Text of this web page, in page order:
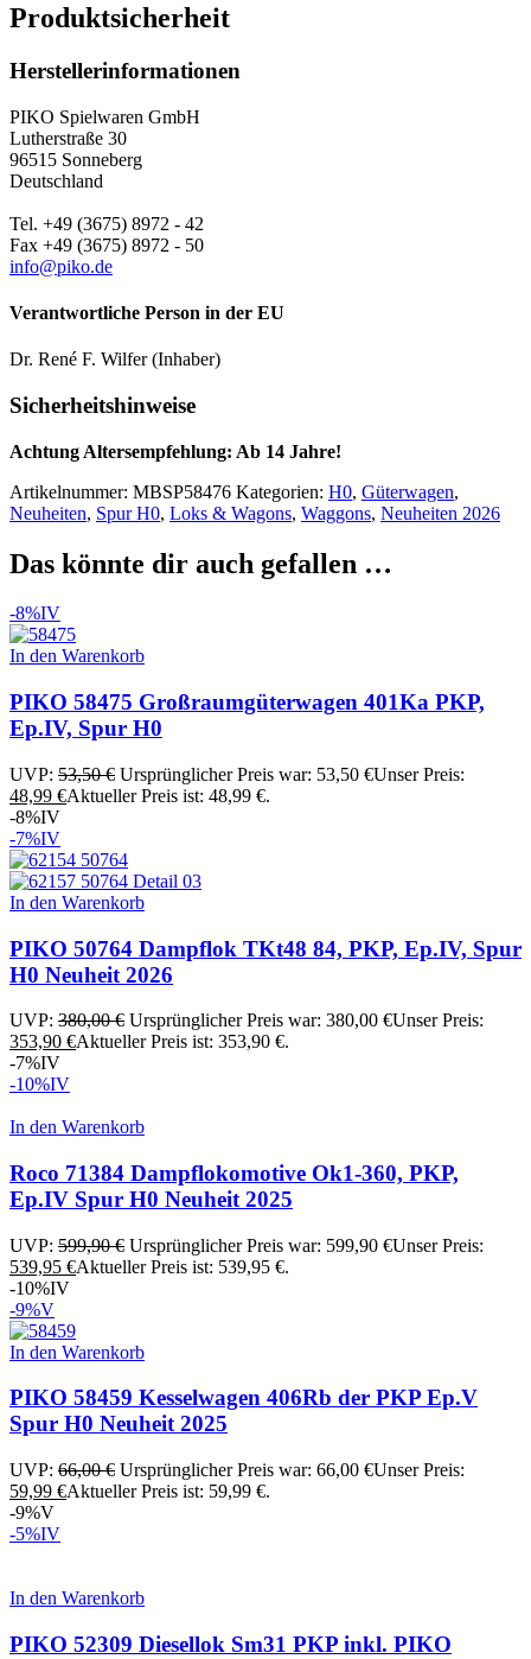
Produktsicherheit
Herstellerinformationen
PIKO Spielwaren GmbH
Lutherstraße 30
96515 Sonneberg
Deutschland
Tel. +49 (3675) 8972 - 42
Fax +49 (3675) 8972 - 50
info@piko.de
Verantwortliche Person in der EU
Dr. René F. Wilfer (Inhaber)
Sicherheitshinweise
Achtung Altersempfehlung: Ab 14 Jahre!
Artikelnummer: MBSP58476 Kategorien: H0, Güterwagen,
Neuheiten, Spur H0, Loks & Wagons, Waggons, Neuheiten 2026
Das könnte dir auch gefallen …
-8%IV
In den Warenkorb
PIKO 58475 Großraumgüterwagen 401Ka PKP,
Ep.IV, Spur H0
UVP: 53,50€ Ursprünglicher Preis war: 53,50 €Unser Preis:
48,99 €Aktueller Preis ist: 48,99 €.
-8%IV
-7%IV
In den Warenkorb
PIKO 50764 Dampflok TKt48 84, PKP, Ep.IV, Spur
H0 Neuheit 2026
UVP: 380,00€ Ursprünglicher Preis war: 380,00 €Unser Preis:
353,90 €Aktueller Preis ist: 353,90 €.
-7%IV
-10%IV
In den Warenkorb
Roco 71384 Dampflokomotive Ok1-360, PKP,
Ep.IV Spur H0 Neuheit 2025
UVP: 599,90€ Ursprünglicher Preis war: 599,90 €Unser Preis:
539,95 €Aktueller Preis ist: 539,95 €.
-10%IV
-9%V
In den Warenkorb
PIKO 58459 Kesselwagen 406Rb der PKP Ep.V
Spur H0 Neuheit 2025
UVP: 66,00€ Ursprünglicher Preis war: 66,00 €Unser Preis:
59,99 €Aktueller Preis ist: 59,99 €.
-9%V
-5%IV
In den Warenkorb
PIKO 52309 Diesellok Sm31 PKP inkl. PIKO